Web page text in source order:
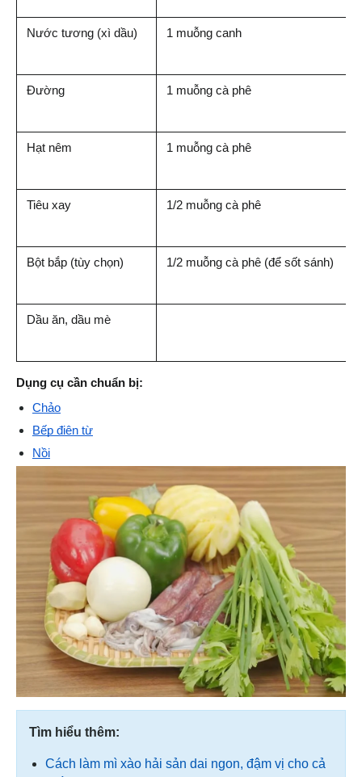
Nước tương (xì dầu) 1 muỗng canh
Đường 1 muỗng cà phê
Hạt nêm 1 muỗng cà phê
Tiêu xay 1/2 muỗng cà phê
Bột bắp (tùy chọn) 1/2 muỗng cà phê (để sốt sánh)
Dầu ăn, dầu mè
Dụng cụ cần chuẩn bị:
Chảo
Bếp điện từ
Nồi
Tìm hiểu thêm:
Cách làm mì xào hải sản dai ngon, đậm vị cho cả